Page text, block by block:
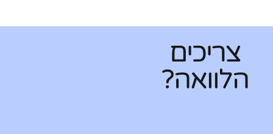
צריכים
הלוואה?